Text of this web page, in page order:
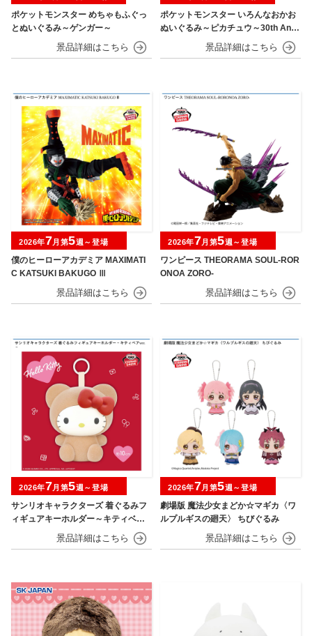
ポケットモンスター めちゃもふぐっ
とぬいぐるみ～ゲンガー～
ポケットモンスター いろんなおかお
ぬいぐるみ～ピカチュウ～30th Anni
僕のヒーローアカデミア MAXIMATI
C KATSUKI BAKUGO Ⅲ
2026年7月第5週～登場
ワンピース THEORAMA SOUL-ROR
ONOA ZORO-
2026年7月第5週～登場
サンリオキャラクターズ 着ぐるみフ
ィギュアキーホルダー～キティベアv
2026年7月第5週～登場
劇場版 魔法少女まどか☆マギカ〈ワ
ルプルギスの廻天〉 ちびぐるみ
2026年7月第5週～登場